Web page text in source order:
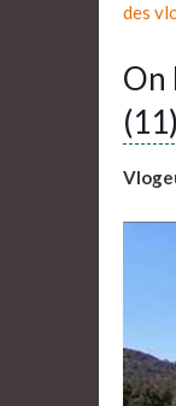
des
On
(11)